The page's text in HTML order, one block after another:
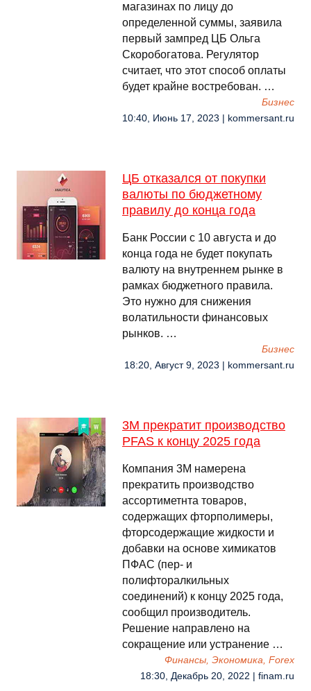
магазинах по лицу до
определенной суммы, заявила
первый зампред ЦБ Ольга
Скоробогатова. Регулятор
считает, что этот способ оплаты
будет крайне востребован. …
Бизнес
10:40, Июнь 17, 2023 | kommersant.ru
ЦБ отказался от покупки
валюты по бюджетному
правилу до конца года
Банк России с 10 августа и до
конца года не будет покупать
валюту на внутреннем рынке в
рамках бюджетного правила.
Это нужно для снижения
волатильности финансовых
рынков. …
Бизнес
18:20, Август 9, 2023 | kommersant.ru
3M прекратит производство
PFAS к концу 2025 года
Компания 3M намерена
прекратить производство
ассортиметнта товаров,
содержащих фторполимеры,
фторсодержащие жидкости и
добавки на основе химикатов
ПФАС (пер- и
полифторалкильных
соединений) к концу 2025 года,
сообщил производитель.
Решение направлено на
сокращение или устранение …
Финансы, Экономика, Forex
18:30, Декабрь 20, 2022 | finam.ru